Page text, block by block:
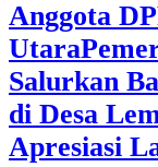
Anggota
Utara
Salurkan
di Desa
Apresiasi